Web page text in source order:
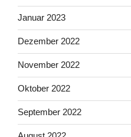
Januar 2023
Dezember 2022
November 2022
Oktober 2022
September 2022